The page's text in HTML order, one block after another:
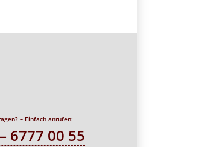
– Einfach anrufen:
6777 00 55